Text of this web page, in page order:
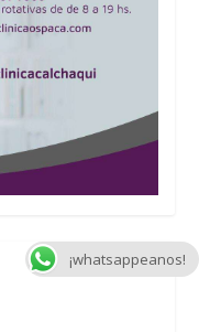
¡whatsappeanos!